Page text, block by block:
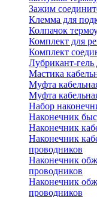
Зажим
Клемма для
Колпачок
Комплект для
Комплект
Лубрикант-гель
Мастика
Муфта
Муфта
Набор
Наконечник
Наконечник
Наконечник
проводников
Наконечник
проводников
Наконечник
проводников